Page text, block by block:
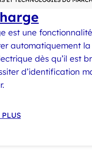
est une
automatiquement la
dès qu’il est
d’identification